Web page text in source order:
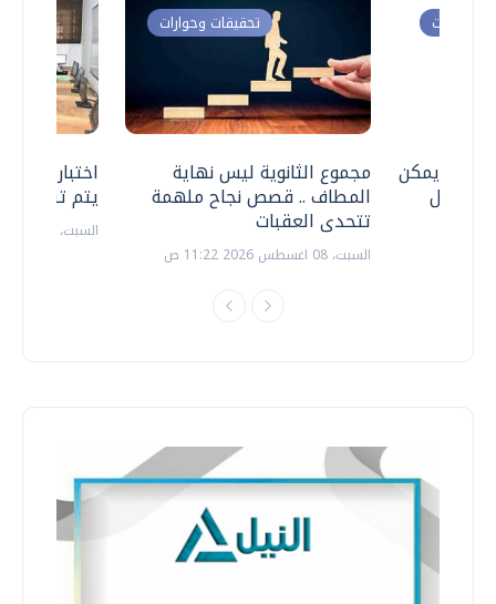
اختبارات
يتم
السبت، 18 يوليو 2026 09:22 ص
تحقيقات وحوارات
مجموع الثانوية ليس نهاية
المطاف .. قصص نجاح ملهمة
تتحدى العقبات
السبت، 08 اغسطس 2026 11:22 ص
وحوارات
.. هل يمكن
نتعامل